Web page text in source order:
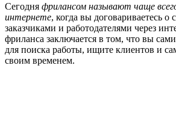
Сегодня фрилансом называют чаще
интернете, когда вы договариваетесь о
заказчиками и работодателями через
фриланса заключается в том, что вы
для поиска работы, ищите клиентов и
своим временем.